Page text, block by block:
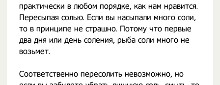
практически в любом порядке, как нам нравится.
Пересыпая солью. Если вы насыпали много соли,
то в принципе не страшно. Потому что первые
два дня или день соления, рыба соли много не
возьмет.
Соответственно пересолить невозможно, но